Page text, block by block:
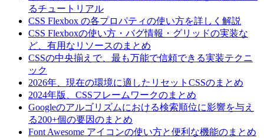
るチュートリアル
CSS Flexbox の各プロパティの使い方を詳しく解説
CSS Flexboxの使い方・バグ情報・グリッドの実装な
ど、有用なリソースのまとめ
CSSの中央揃えで、最も万能で信頼できる実装テクニ
ック
2026年、現在の環境に適したリセットCSSのまとめ
2024年版、CSSフレームワークのまとめ
Googleのアルゴリズムにおける検索順位に影響を与え
る200+個の要因のまとめ
Font Awesome アイコンの使い方と便利な機能のまとめ